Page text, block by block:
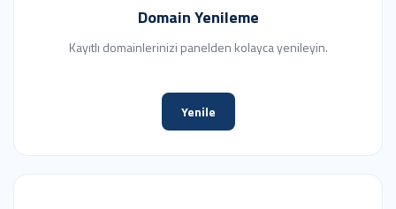
Domain Yenileme
Kayıtlı domainlerinizi panelden kolayca yenileyin.
Yenile